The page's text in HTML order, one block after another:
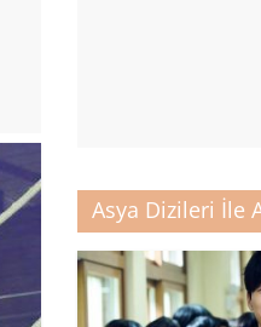
Asya Dizileri İle